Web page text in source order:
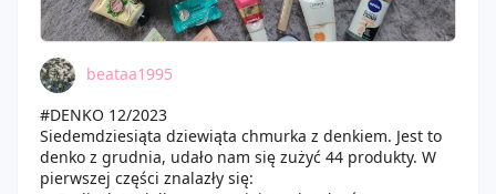
beataa1995
#DENKO 12/2023
Siedemdziesiąta dziewiąta chmurka z denkiem. Jest to
denko z grudnia, udało nam się zużyć 44 produkty. W
pierwszej części znalazły się: